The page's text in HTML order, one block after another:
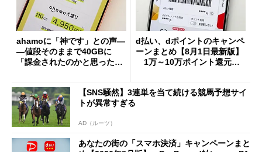
ahamoに「神です」との声―
―値段そのままで40GBに
「課金されたのかと思った」
d払い、dポイントのキャンペ
ーンまとめ【8月1日最新版】
1万～10万ポイント還元の
【SNS騒然】3連単を当て続ける競馬予想サイ
トが異常すぎる
AD（ルーツ）
あなたの街の「スマホ決済」キャンペーンまと